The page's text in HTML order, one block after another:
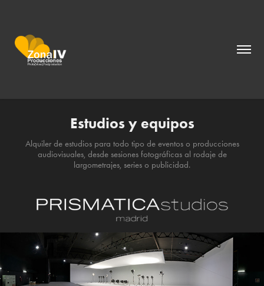
Estudios y equipos
Alquiler de estudios para todo tipo de eventos o producciones
audiovisuales, desde sesiones fotográficas al rodaje de
largometrajes, series o publicidad.